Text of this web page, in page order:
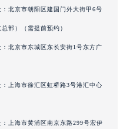
玑售后服务中心（需提前预约）
吉林省四平市铁东区紫气大路与南九经街交汇处宝玑售后服务中心（需提前预约）
玑售后服务中心（需提前预约）
：北京市朝阳区建国门外大街甲6号
部）（需提前预约）
：北京市东城区东长安街1号东方广
：上海市徐汇区虹桥路3号港汇中心
：上海市黄浦区南京东路299号宏伊